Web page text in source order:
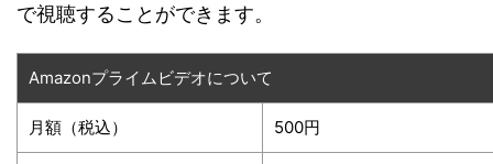
で視聴することができます。
Amazonプライムビデオについて
月額（税込） 500円